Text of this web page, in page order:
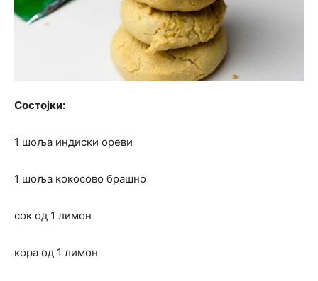
Состојки:
1 шоља индиски ореви
1 шоља кокосово брашно
сок од 1 лимон
кора од 1 лимон